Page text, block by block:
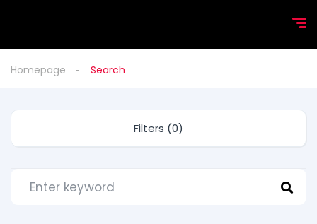
Homepage Search
Filters (0)